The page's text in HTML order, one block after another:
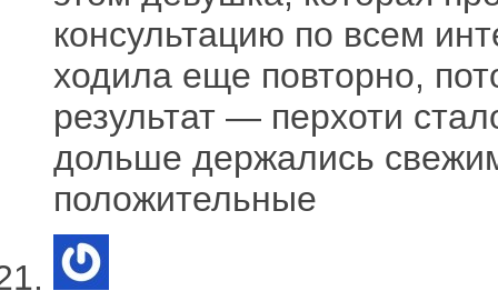
консультацию по всем
ходила еще повторно,
результат — перхоти
дольше держались
положительные